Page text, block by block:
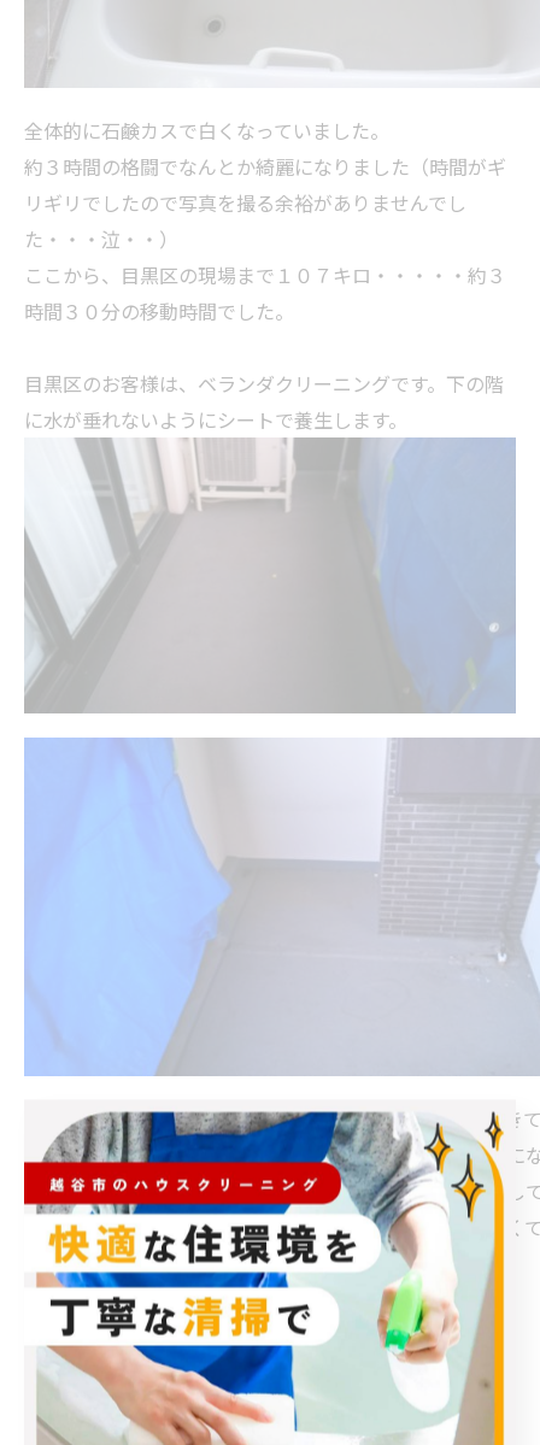
全体的に石鹸カスで白くなっていました。
約３時間の格闘でなんとか綺麗になりました（時間がギ
リギリでしたので写真を撮る余裕がありませんでし
た・・・泣・・）
ここから、目黒区の現場まで１０７キロ・・・・・約３
時間３０分の移動時間でした。
目黒区のお客様は、ベランダクリーニングです。下の階
に水が垂れないようにシートで養生します。
１６時スタートでしたので、作業開始したら暗くなってき
ながらの洗浄作業になりました。終了した時は、真っ暗に
いお客様に作業確認をして頂くのにライトを当てて確認し
た。お客様は綺麗になったと喜んで下さいました。（暗く
ってません）
ここから、越谷市に見積もりに寄って本日は終了です！
本日の移動距離・・・何と２２０キロオバーでした！